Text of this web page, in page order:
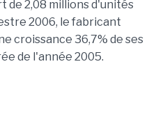
de 2,08 millions d'unités
2006, le fabricant
croissance 36,7% de ses
de l'année 2005.